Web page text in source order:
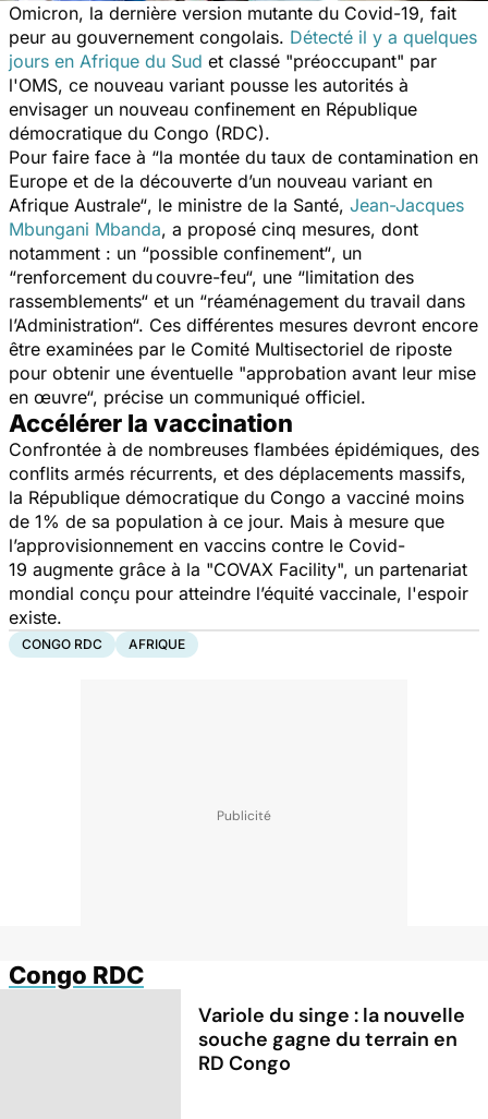
Omicron, la dernière version mutante du Covid-19, fait
peur au gouvernement congolais. Détecté il y a quelques
jours en Afrique du Sud et classé "préoccupant" par
l'OMS, ce nouveau variant pousse les autorités à
envisager un nouveau confinement en République
démocratique du Congo (RDC).
Pour faire face à “la montée du taux de contamination en
Europe et de la découverte d’un nouveau variant en
Afrique Australe“, le ministre de la Santé, Jean-Jacques
Mbungani Mbanda, a proposé cinq mesures, dont
notamment : un “possible confinement“, un
“renforcement ducouvre-feu“, une “limitation des
rassemblements“ et un “réaménagement du travail dans
l’Administration“. Ces différentes mesures devront encore
être examinées par le Comité Multisectoriel de riposte
pour obtenir une éventuelle "approbation avant leur mise
en œuvre“, précise un communiqué officiel.
Accélérer la vaccination
Confrontée à de nombreuses flambées épidémiques, des
conflits armés récurrents, et des déplacements massifs,
la République démocratique du Congo a vacciné moins
de 1% de sa population à ce jour. Mais à mesure que
l’approvisionnement en vaccins contre le Covid-
19 augmente grâce à la "COVAX Facility", un partenariat
mondial conçu pour atteindre l’équité vaccinale, l'espoir
existe.
CONGO RDC AFRIQUE
Congo RDC
Variole du singe : la nouvelle
souche gagne du terrain en
RD Congo